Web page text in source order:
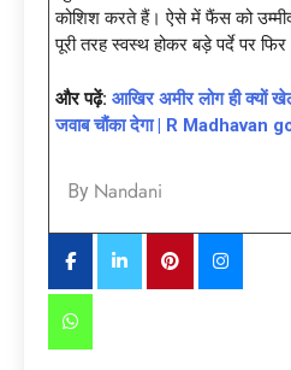
कोशिश करते हैं। ऐसे में फैंस को
पूरी तरह स्वस्थ होकर बड़े पर्दे पर
और पढ़ें: आखिर अमीर लोग ही क्यों
जवाब चौंका देगा | R Madhavan
By Nandani